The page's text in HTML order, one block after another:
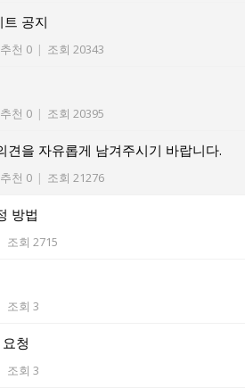
공지
추천 0 | 조회 20343
추천 0 | 조회 20395
견을 자유롭게 남겨주시기 바랍니다.
추천 0 | 조회 21276
방법
조회 2715
조회 3
청
조회 3